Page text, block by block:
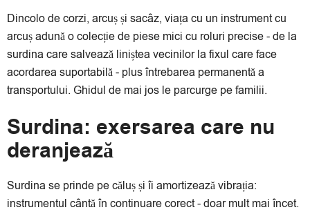
Dincolo de corzi, arcuș și sacâz, viața cu un instrument cu
arcuș adună o colecție de piese mici cu roluri precise - de la
surdina care salvează liniștea vecinilor la fixul care face
acordarea suportabilă - plus întrebarea permanentă a
transportului. Ghidul de mai jos le parcurge pe familii.
Surdina: exersarea care nu
deranjează
Surdina se prinde pe căluș și îi amortizează vibrația:
instrumentul cântă în continuare corect - doar mult mai încet.